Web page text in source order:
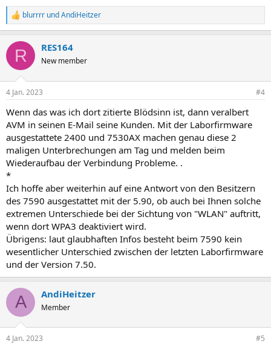
R
e
k
i
e
:
blurrrr undAndiHeitzer
R RES164
New member
4 Jan. 2023 #4
Wenn das was ich dort zitierte Blödsinn ist, dann veralbert
AVM in seinen E-Mail seine Kunden. Mit der Laborfirmware
ausgestattete 2400 und 7530AX machen genau diese 2
maligen Unterbrechungen am Tag und melden beim
Wiederaufbau der Verbindung Probleme. .
*
Ich hoffe aber weiterhin auf eine Antwort von den Besitzern
des 7590 ausgestattet mit der 5.90, ob auch bei Ihnen solche
extremen Unterschiede bei der Sichtung von "WLAN" auftritt,
wenn dort WPA3 deaktiviert wird.
Übrigens: laut glaubhaften Infos besteht beim 7590 kein
wesentlicher Unterschied zwischen der letzten Laborfirmware
und der Version 7.50.
A AndiHeitzer
Member
4 Jan. 2023 #5